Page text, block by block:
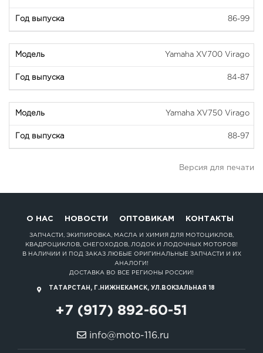
86-99
Yamaha XV700 Virago
84-87
Yamaha XV750 Virago
88-97
Версия для печати
О НАС НОВОСТИ ОПТОВИКАМ КОНТАКТЫ
ЗАПЧАСТИ, ЭКИПИРОВКА, МАСЛА И ХИМИЯ ДЛЯ МОТОЦИКЛОВ,
КВАДРОЦИКЛОВ, СНЕГОХОДОВ, ЛОДОК И ЛОДОЧНЫХ МОТОРОВ!
В НАЛИЧИИ И ПОД ЗАКАЗ ЛЮБЫЕ ОРИГИНАЛЬНЫЕ ЗАПЧАСТИ И ИХ
АНАЛОГИ!
ДОСТАВКА ВО ВСЕ РЕГИОНЫ РОССИИ!
ТАТАРСТАН, Г.НИЖНЕКАМСК, УЛ.ВОКЗАЛЬНАЯ 18
+7 (917) 892-60-51
info@moto-116.ru